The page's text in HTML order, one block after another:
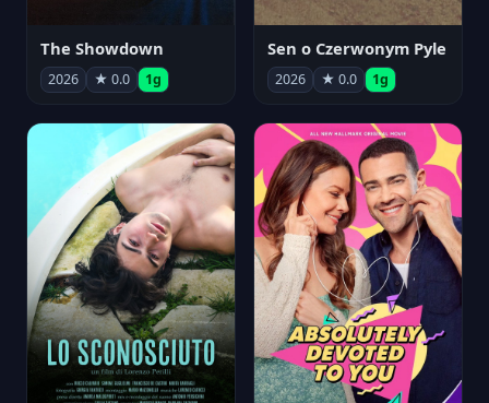
The Showdown
2026 ★ 0.0 1g
Sen o Czerwonym Pyle
2026 ★ 0.0 1g